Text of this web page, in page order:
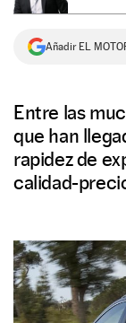
Añadir EL
Entre las
que han
rapidez de
calidad-